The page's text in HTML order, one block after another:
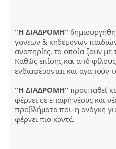
"Η ΔΙΑΔΡΟΜΗ"
γονέων & κηδεμόνων
αναπηρίες, τα οποία ζουν με
Καθώς επίσης και από φίλους
ενδιαφέρονται και αγαπούν
"Η ΔΙΑΔΡΟΜΗ" προσπαθεί
φέρνει σε επαφή νέους και
προβλήματα που η ανάγκη
φέρνει πιο κοντά.